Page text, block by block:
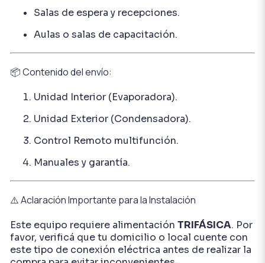
Salas de espera y recepciones.
Aulas o salas de capacitación.
📦 Contenido del envío:
Unidad Interior (Evaporadora).
Unidad Exterior (Condensadora).
Control Remoto multifunción.
Manuales y garantía.
⚠️ Aclaración Importante para la Instalación
Este equipo requiere alimentación TRIFÁSICA. Por
favor, verificá que tu domicilio o local cuente con
este tipo de conexión eléctrica antes de realizar la